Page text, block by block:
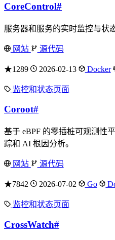
CoreControl#
服务器和服务的实时监控与状
网站 源代码
★1289 2026-02-13 Docker
监控和状态页面
Coroot#
基于 eBPF 的零插桩可观测性
踪和 AI 根因分析。
网站 源代码
★7842 2026-07-02 Go
监控和状态页面
CrossWatch#